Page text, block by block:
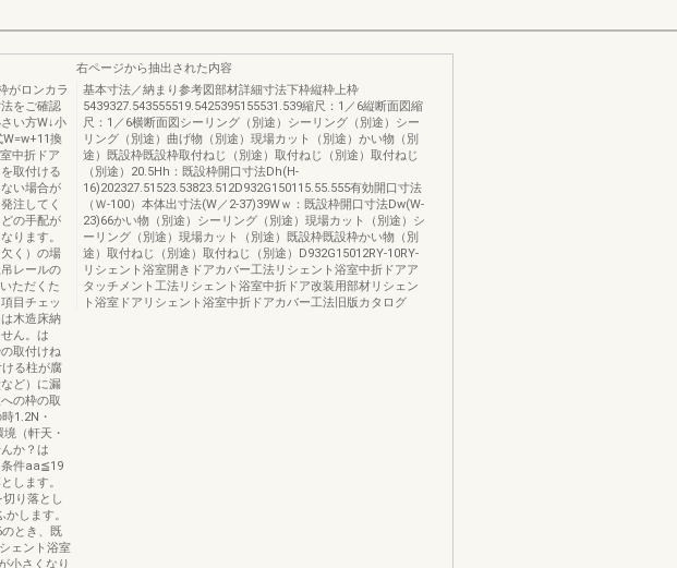
がロンカラ
をご確認
い方W↓小
換
中折ドア
取付ける
い場合が
注してく
の手配が
ります。
く）の場
レールの
ただくた
目チェッ
木造床納
ん。は
取付けね
る柱が腐
ど）に漏
の枠の取
1.2N・
（軒天・
か？は
条件aa≦19
します。
り落とし
します。
とき、既
ェント浴室
小さくなり
右ページから抽出された内容
基本寸法／納まり参考図部材詳細寸法下枠縦枠上枠
5439327.543555519.5425395155531.539縮尺：1／6縦断面図縮
尺：1／6横断面図シーリング（別途）シーリング（別途）シー
リング（別途）曲げ物（別途）現場カット（別途）かい物（別
途）既設枠既設枠取付ねじ（別途）取付ねじ（別途）取付ねじ
（別途）20.5Hh：既設枠開口寸法Dh(H-
16)202327.51523.53823.512D932G150115.55.555有効開口寸法
（Ｗ-100）本体出寸法(W／2-37)39Wｗ：既設枠開口寸法Dw(W-
23)66かい物（別途）シーリング（別途）現場カット（別途）シ
ーリング（別途）現場カット（別途）既設枠既設枠かい物（別
途）取付ねじ（別途）取付ねじ（別途）D932G15012RY-10RY-
リシェント浴室開きドアカバー工法リシェント浴室中折ドアア
タッチメント工法リシェント浴室中折ドア改装用部材リシェン
ト浴室ドアリシェント浴室中折ドアカバー工法旧版カタログ